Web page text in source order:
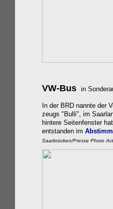
VW-Bus in
In der BRD nannte der
zeugs "Bulli", im
hintere Seitenfenster
entstanden im
Saarbrücken/Presse Photo